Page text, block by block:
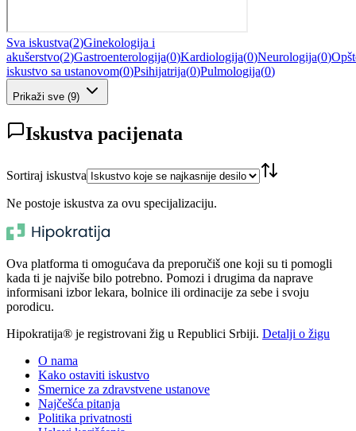
Sva iskustva(2)Ginekologija i
akušerstvo(2)Gastroenterologija(0)Kardiologija(0)Neurologija(0)
iskustvo sa ustanovom(0)Psihijatrija(0)Pulmologija(0)
Prikaži sve (9)
Iskustva pacijenata
Sortiraj iskustva
Ne postoje iskustva za ovu specijalizaciju.
Ova platforma ti omogućava da preporučiš one koji su ti pomogli
kada ti je najviše bilo potrebno. Pomozi i drugima da naprave
informisani izbor lekara, bolnice ili ordinacije za sebe i svoju
porodicu.
Hipokratija® je registrovani žig u Republici Srbiji. Detalji o žigu
O nama
Kako ostaviti iskustvo
Smernice za zdravstvene ustanove
Najčešća pitanja
Politika privatnosti